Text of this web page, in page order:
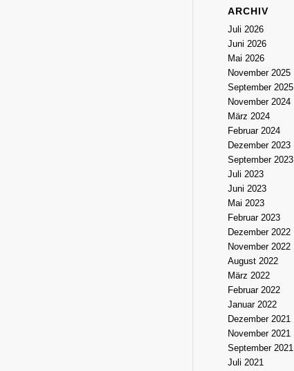
ARCHIV
Juli 2026
Juni 2026
Mai 2026
November 2025
September 2025
November 2024
März 2024
Februar 2024
Dezember 2023
September 2023
Juli 2023
Juni 2023
Mai 2023
Februar 2023
Dezember 2022
November 2022
August 2022
März 2022
Februar 2022
Januar 2022
Dezember 2021
November 2021
September 2021
Juli 2021